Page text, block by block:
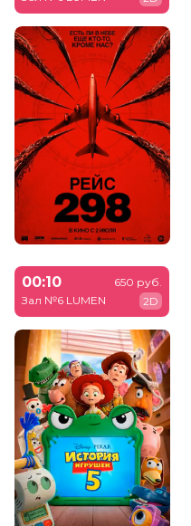
00:10
Зал №6 LUMEN
650 руб.
2D